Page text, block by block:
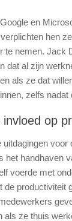
en
hen
te nemen. Jack
dat al zijn
als ze dat
zelfs nadat
op
uitdagingen voor
het handhaven
voerde met
de productiviteit
als ze thuis